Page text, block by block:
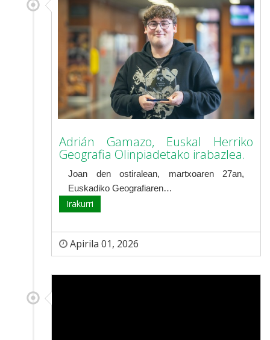
Adrián Gamazo, Euskal Herriko
Geografia Olinpiadetako irabazlea.
Joan den ostiralean, martxoaren 27an,
Euskadiko Geografiaren…
Irakurri
Apirila 01, 2026